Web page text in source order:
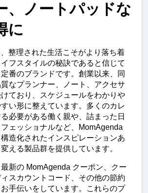
、ノートパッドな
に
整理された生活こそがより落ち着
フスタイルの秘訣であると信じて
番のブランドです。創業以来、同
なプランナー、ノート、アクセサ
ており、スケジュールをわかりや
い形に整えています。多くのカレ
必要がある働く親や、詰まった日
ェッショナルなど、MomAgenda
造化されたインスピレーションあ
える製品群を提供しています。
新の MomAgenda クーポン、クー
スカウントコード、その他の節約
手伝いをしています。これらのプ